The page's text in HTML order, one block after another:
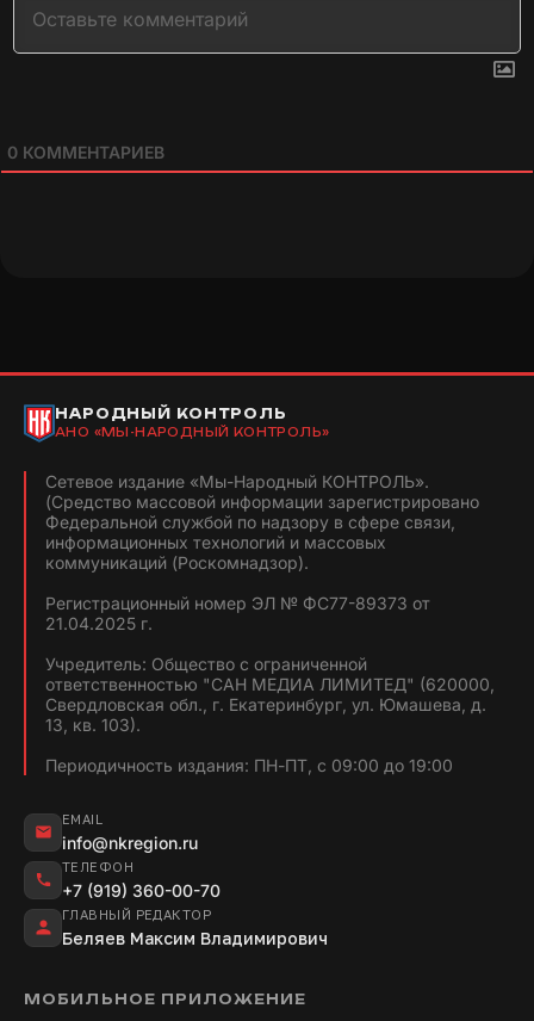
0 КОММЕНТАРИЕВ
НАРОДНЫЙ КОНТРОЛЬ
АНО «МЫ-НАРОДНЫЙ КОНТРОЛЬ»
Сетевое издание «Мы-Народный КОНТРОЛЬ».
(Средство массовой информации зарегистрировано
Федеральной службой по надзору в сфере связи,
информационных технологий и массовых
коммуникаций (Роскомнадзор).
Регистрационный номер ЭЛ № ФС77-89373 от
21.04.2025 г.
Учредитель: Общество с ограниченной
ответственностью "САН МЕДИА ЛИМИТЕД" (620000,
Свердловская обл., г. Екатеринбург, ул. Юмашева, д.
13, кв. 103).
Периодичность издания: ПН-ПТ, с 09:00 до 19:00
EMAIL
info@nkregion.ru
ТЕЛЕФОН
+7 (919) 360-00-70
ГЛАВНЫЙ РЕДАКТОР
Беляев Максим Владимирович
МОБИЛЬНОЕ ПРИЛОЖЕНИЕ